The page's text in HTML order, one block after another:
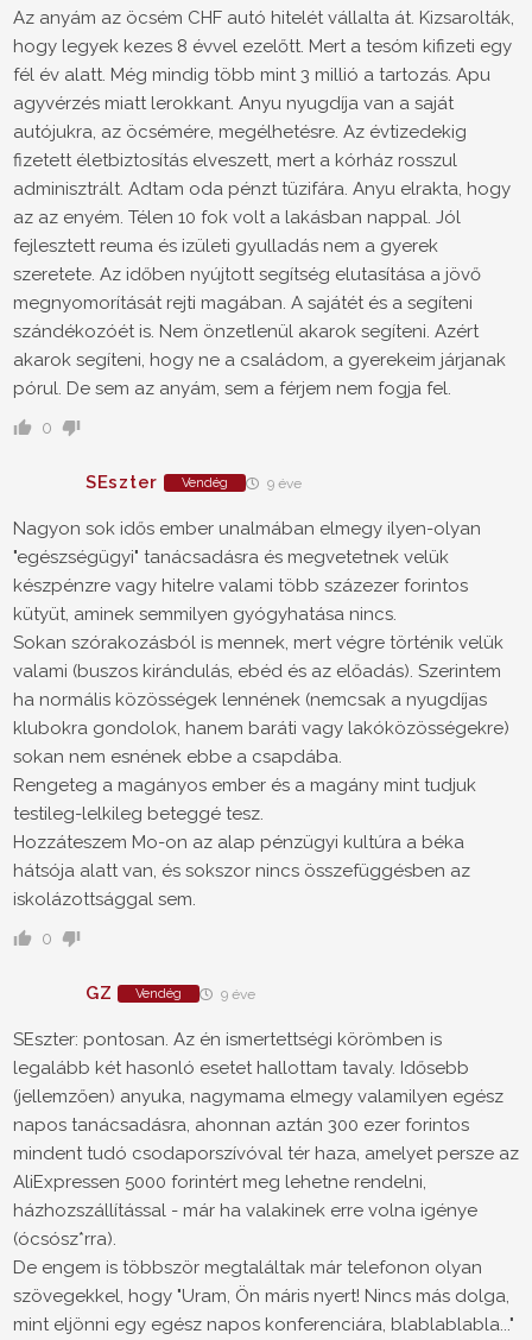
Az anyám az öcsém CHF autó hitelét vállalta át. Kizsarolták,
hogy legyek kezes 8 évvel ezelőtt. Mert a tesóm kifizeti egy
fél év alatt. Még mindig több mint 3 millió a tartozás. Apu
agyvérzés miatt lerokkant. Anyu nyugdíja van a saját
autójukra, az öcsémére, megélhetésre. Az évtizedekig
fizetett életbiztosítás elveszett, mert a kórház rosszul
adminisztrált. Adtam oda pénzt tüzifára. Anyu elrakta, hogy
az az enyém. Télen 10 fok volt a lakásban nappal. Jól
fejlesztett reuma és izületi gyulladás nem a gyerek
szeretete. Az időben nyújtott segítség elutasítása a jövő
megnyomorítását rejti magában. A sajátét és a segíteni
szándékozóét is. Nem önzetlenül akarok segíteni. Azért
akarok segíteni, hogy ne a családom, a gyerekeim járjanak
pórul. De sem az anyám, sem a férjem nem fogja fel.
0
SEszter Vendég 9 éve
Nagyon sok idős ember unalmában elmegy ilyen-olyan
"egészségügyi" tanácsadásra és megvetetnek velük
készpénzre vagy hitelre valami több százezer forintos
kütyüt, aminek semmilyen gyógyhatása nincs.
Sokan szórakozásból is mennek, mert végre történik velük
valami (buszos kirándulás, ebéd és az előadás). Szerintem
ha normális közösségek lennének (nemcsak a nyugdíjas
klubokra gondolok, hanem baráti vagy lakóközösségekre)
sokan nem esnének ebbe a csapdába.
Rengeteg a magányos ember és a magány mint tudjuk
testileg-lelkileg beteggé tesz.
Hozzáteszem Mo-on az alap pénzügyi kultúra a béka
hátsója alatt van, és sokszor nincs összefüggésben az
iskolázottsággal sem.
0
GZ Vendég 9 éve
SEszter: pontosan. Az én ismertettségi körömben is
legalább két hasonló esetet hallottam tavaly. Idősebb
(jellemzően) anyuka, nagymama elmegy valamilyen egész
napos tanácsadásra, ahonnan aztán 300 ezer forintos
mindent tudó csodaporszívóval tér haza, amelyet persze az
AliExpressen 5000 forintért meg lehetne rendelni,
házhozszállítással - már ha valakinek erre volna igénye
(ócsósz*rra).
De engem is többször megtaláltak már telefonon olyan
szövegekkel, hogy "Uram, Ön máris nyert! Nincs más dolga,
mint eljönni egy egész napos konferenciára, blablablabla..."